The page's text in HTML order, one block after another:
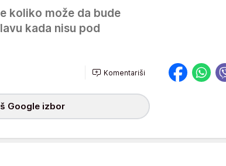
koliko može da bude
kada nisu pod
Komentariši
Google izbor